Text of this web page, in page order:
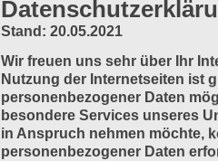
Stand: 20.05.2021
Wir freuen uns sehr über Ihr
Nutzung der Internetseiten ist
personenbezogener Daten
besondere Services unseres
in Anspruch nehmen möchte,
personenbezogener Daten